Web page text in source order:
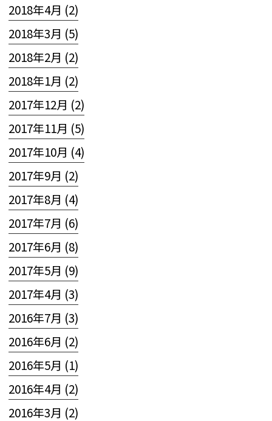
2018年4月 (2)
2018年3月 (5)
2018年2月 (2)
2018年1月 (2)
2017年12月 (2)
2017年11月 (5)
2017年10月 (4)
2017年9月 (2)
2017年8月 (4)
2017年7月 (6)
2017年6月 (8)
2017年5月 (9)
2017年4月 (3)
2016年7月 (3)
2016年6月 (2)
2016年5月 (1)
2016年4月 (2)
2016年3月 (2)